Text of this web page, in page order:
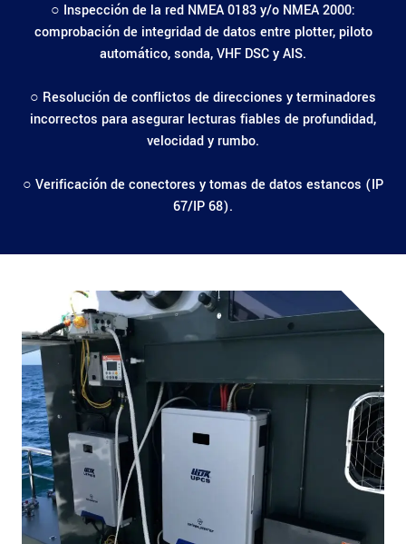
○ Inspección de la red NMEA 0183 y/o NMEA 2000:
comprobación de integridad de datos entre plotter, piloto
automático, sonda, VHF DSC y AIS.
○ Resolución de conflictos de direcciones y terminadores
incorrectos para asegurar lecturas fiables de profundidad,
velocidad y rumbo.
○ Verificación de conectores y tomas de datos estancos (IP
67/IP 68).